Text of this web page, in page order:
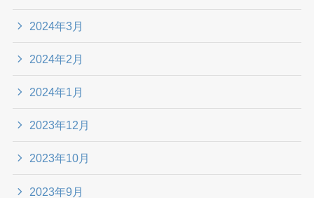
2024年3月
2024年2月
2024年1月
2023年12月
2023年10月
2023年9月